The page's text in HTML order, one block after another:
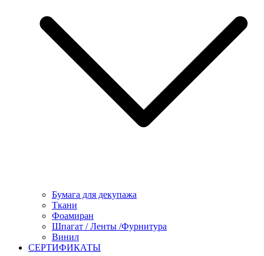
Бумага для декупажа
Ткани
Фоамиран
Шпагат / Ленты /Фурнитура
Винил
СЕРТИФИКАТЫ